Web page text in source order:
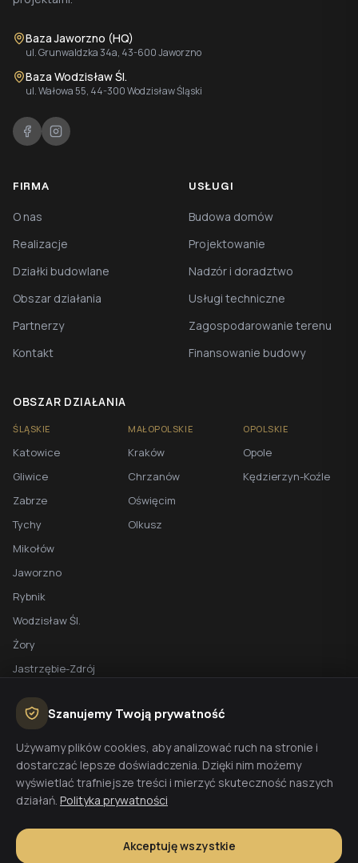
Baza Jaworzno (HQ)
ul. Grunwaldzka 34a, 43-600 Jaworzno
Baza Wodzisław Śl.
ul. Wałowa 55, 44-300 Wodzisław Śląski
FIRMA
O nas
Realizacje
Działki budowlane
Obszar działania
Partnerzy
Kontakt
USŁUGI
Budowa domów
Projektowanie
Nadzór i doradztwo
Usługi techniczne
Zagospodarowanie terenu
Finansowanie budowy
OBSZAR DZIAŁANIA
ŚLĄSKIE
Katowice
Gliwice
Zabrze
Tychy
Mikołów
Jaworzno
Rybnik
Wodzisław Śl.
Żory
Jastrzębie-Zdrój
MAŁOPOLSKIE
Kraków
Chrzanów
Oświęcim
Olkusz
OPOLSKIE
Opole
Kędzierzyn-Koźle
BEZPŁATNA WYCENA
Planujesz budowę domu? Skontaktuj się z nami - przygotujemy
wycenę w 48h.
Wyceń budowę
Szanujemy Twoją prywatność
Używamy plików cookies, aby analizować ruch na stronie i
dostarczać lepsze doświadczenia. Dzięki nim możemy
wyświetlać trafniejsze treści i mierzyć skuteczność naszych
działań. Polityka prywatności
Akceptuję wszystkie